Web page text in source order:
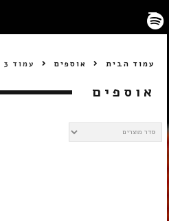
עמוד הבית אוספים עמוד 3
אוספים